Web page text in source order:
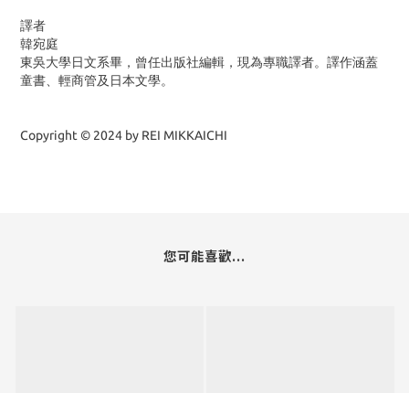
譯者
韓宛庭
東吳大學日文系畢，曾任出版社編輯，現為專職譯者。譯作涵蓋
童書、輕商管及日本文學。
Copyright © 2024 by REI MIKKAICHI
您可能喜歡...